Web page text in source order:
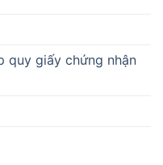
quy giấy chứng nhận